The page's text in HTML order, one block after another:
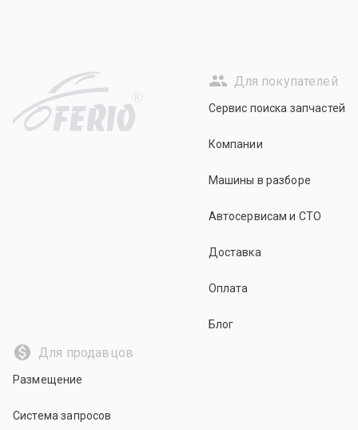
R
Для покупателей
Сервис поиска запчастей
Компании
Машины в разборе
Автосервисам и СТО
Доставка
Оплата
Блог
Для продавцов
Размещение
Система запросов